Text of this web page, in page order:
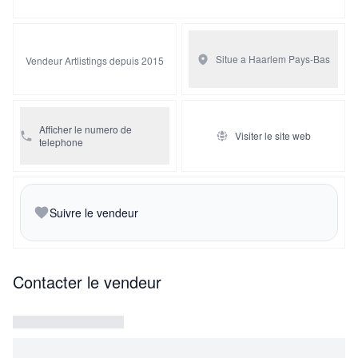
Vendeur Artlistings depuis 2015 Situe a Haarlem Pays-Bas
Afficher le numero de
telephone
Visiter le site web
Suivre le vendeur
Contacter le vendeur